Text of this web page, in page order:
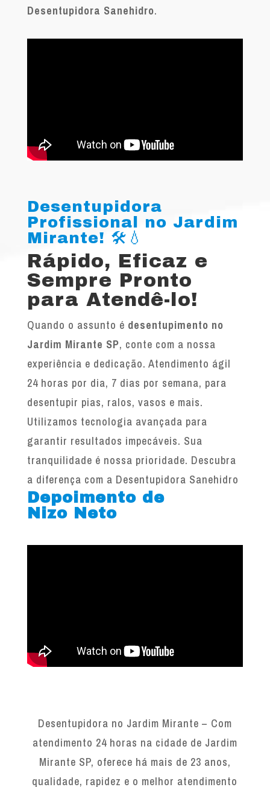
Desentupidora Sanehidro.
Desentupidora
Profissional no Jardim
Mirante! 🛠️💧
Rápido, Eficaz e
Sempre Pronto
para Atendê-lo!
Quando o assunto é desentupimento no
Jardim Mirante SP, conte com a nossa
experiência e dedicação. Atendimento ágil
24 horas por dia, 7 dias por semana, para
desentupir pias, ralos, vasos e mais.
Utilizamos tecnologia avançada para
garantir resultados impecáveis. Sua
tranquilidade é nossa prioridade. Descubra
a diferença com a Desentupidora Sanehidro
Depoimento de
Nizo Neto
Desentupidora no Jardim Mirante – Com
atendimento 24 horas na cidade de Jardim
Mirante SP, oferece há mais de 23 anos,
qualidade, rapidez e o melhor atendimento